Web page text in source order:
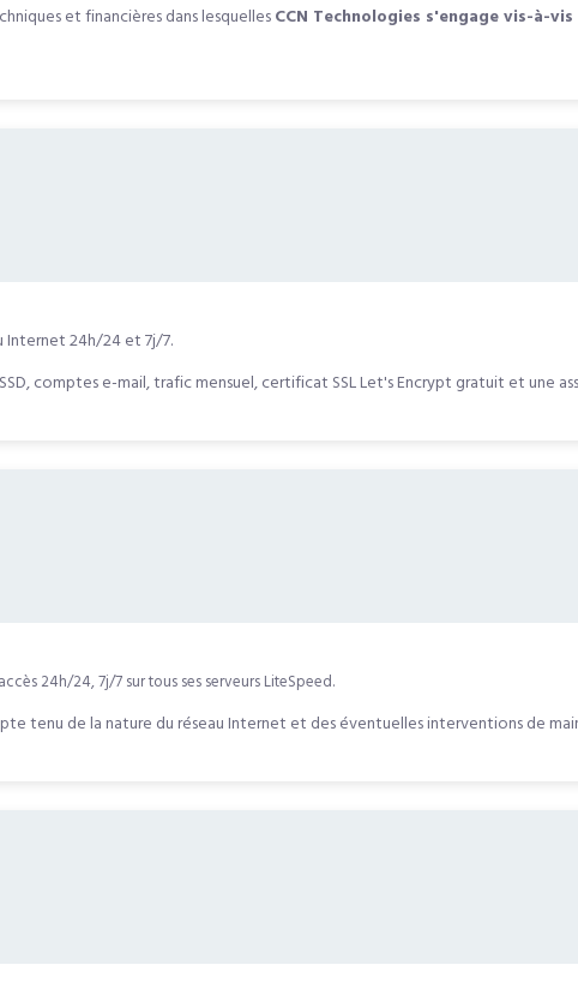
et financières dans lesquellesCCN Technologies s'engage vis-à-vis
Internet 24h/24 et 7j/7.
comptes e-mail, trafic mensuel, certificat SSL Let's Encrypt gratuit et
24h/24, 7j/7 sur tous ses serveurs LiteSpeed.
tenu de la nature du réseau Internet et des éventuelles interventions de